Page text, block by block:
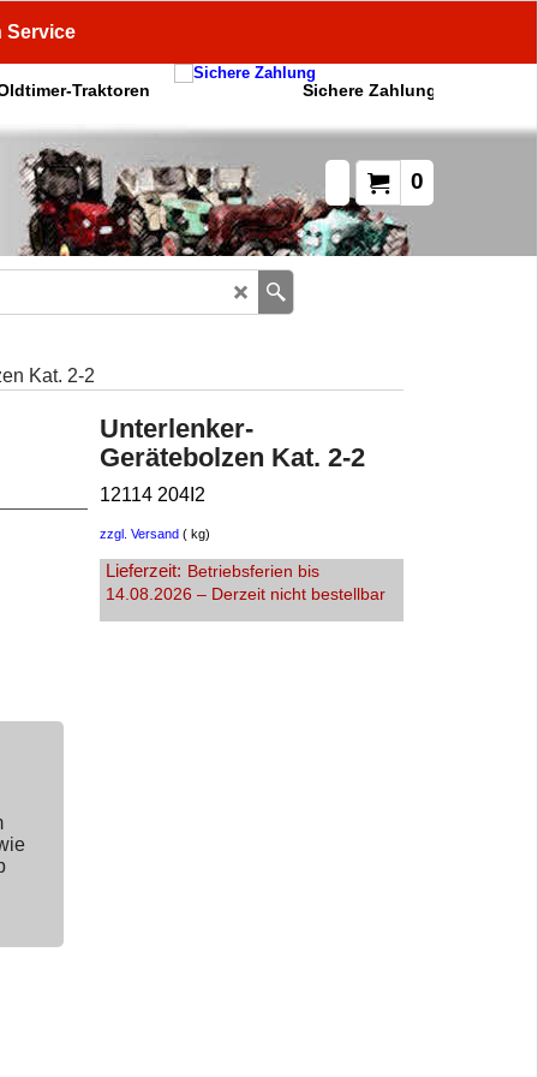
Service
Traktoren Sichere Zahlung
0
Kat. 2-2
Unterlenker-
Gerätebolzen Kat. 2-2
12114 204I2
zzgl. Versand kg
Lieferzeit: Betriebsferien bis
14.08.2026 – Derzeit nicht bestellbar